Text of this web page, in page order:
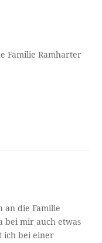
Familie Ramharter
an die Familie
bei mir auch etwas
ich bei einer